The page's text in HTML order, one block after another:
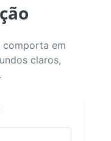
comporta em
claros,